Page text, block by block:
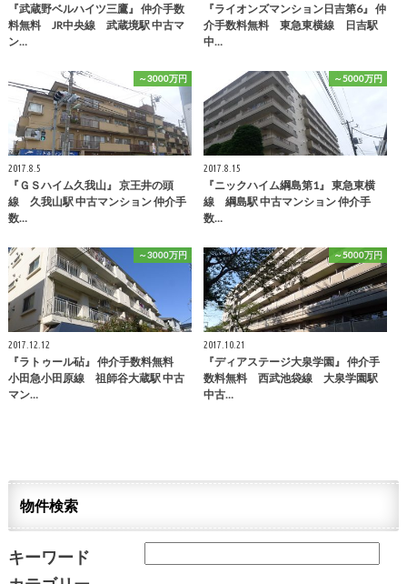
『武蔵野ベルハイツ三鷹』 仲介手数
料無料 JR中央線 武蔵境駅 中古マ
ン…
『ライオンズマンション日吉第6』 仲
介手数料無料 東急東横線 日吉駅
中…
～3000万円
2017.8.5
『ＧＳハイム久我山』 京王井の頭
線 久我山駅 中古マンション 仲介手
数…
～5000万円
2017.8.15
『ニックハイム綱島第1』 東急東横
線 綱島駅 中古マンション 仲介手
数…
～3000万円
2017.12.12
『ラトゥール砧』 仲介手数料無料
小田急小田原線 祖師谷大蔵駅 中古
マン…
～5000万円
2017.10.21
『ディアステージ大泉学園』 仲介手
数料無料 西武池袋線 大泉学園駅
中古…
物件検索
キーワード